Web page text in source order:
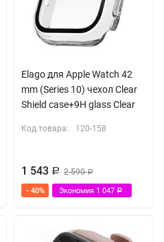
Elago для Apple Watch 42
mm (Series 10) чехол Clear
Shield case+9H glass Clear
Код товара: 120-158
1 543 Р 2 590Р
- 40% Экономия 1 047 Р